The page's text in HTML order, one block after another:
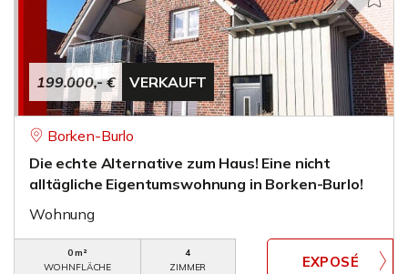
199.000,- € VERKAUFT
Borken-Burlo
Die echte Alternative zum Haus! Eine nicht
alltägliche Eigentumswohnung in Borken-Burlo!
Wohnung
0 m²
WOHNFLÄCHE
4
ZIMMER